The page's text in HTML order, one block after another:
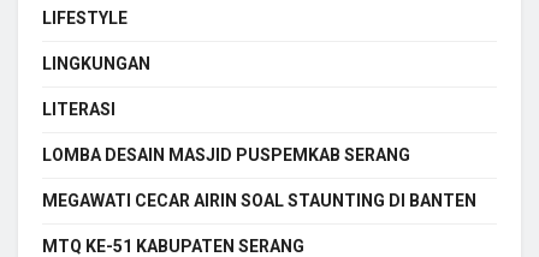
LIFESTYLE
LINGKUNGAN
LITERASI
LOMBA DESAIN MASJID PUSPEMKAB SERANG
MEGAWATI CECAR AIRIN SOAL STAUNTING DI BANTEN
MTQ KE-51 KABUPATEN SERANG